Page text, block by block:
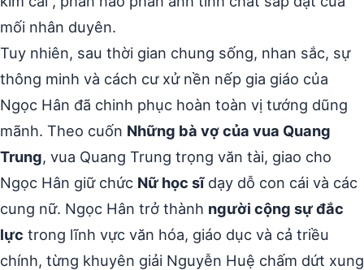
mối nhân duyên.
Tuy nhiên, sau thời gian chung sống, nhan sắc, sự
thông minh và cách cư xử nền nếp gia giáo của
Ngọc Hân đã chinh phục hoàn toàn vị tướng dũng
mãnh. Theo cuốn Những bà vợ của vua Quang
Trung, vua Quang Trung trọng văn tài, giao cho
Ngọc Hân giữ chức Nữ học sĩdạy dỗ con cái và các
cung nữ. Ngọc Hân trở thành người cộng sự đắc
lực trong lĩnh vực văn hóa, giáo dục và cả triều
chính, từng khuyên giải Nguyễn Huệ chấm dứt xung